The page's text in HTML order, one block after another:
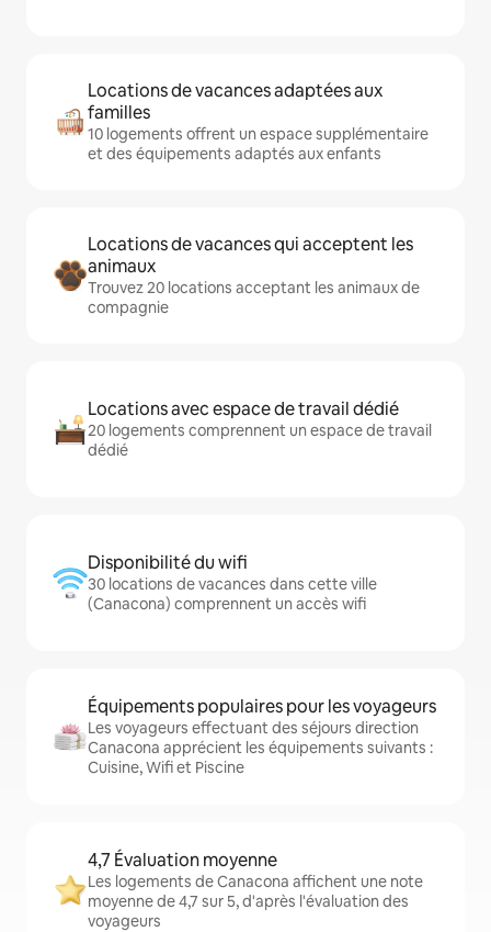
Locations de vacances adaptées aux
familles
10 logements offrent un espace supplémentaire
et des équipements adaptés aux enfants
Locations de vacances qui acceptent les
animaux
Trouvez 20 locations acceptant les animaux de
compagnie
Locations avec espace de travail dédié
20 logements comprennent un espace de travail
dédié
Disponibilité du wifi
30 locations de vacances dans cette ville
(Canacona) comprennent un accès wifi
Équipements populaires pour les voyageurs
Les voyageurs effectuant des séjours direction
Canacona apprécient les équipements suivants :
Cuisine, Wifi et Piscine
4,7 Évaluation moyenne
Les logements de Canacona affichent une note
moyenne de 4,7 sur 5, d'après l'évaluation des
voyageurs